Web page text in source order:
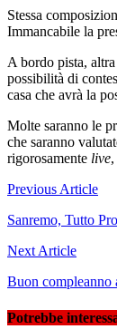
Stessa
Immancabile la
A bordo pista,
possibilità di
casa che avrà la
Molte saranno le
che saranno
rigorosamente live
Navigazione
articoli
Previous Article
Sanremo, Tutto
Next Article
Buon compleanno
Potrebbe